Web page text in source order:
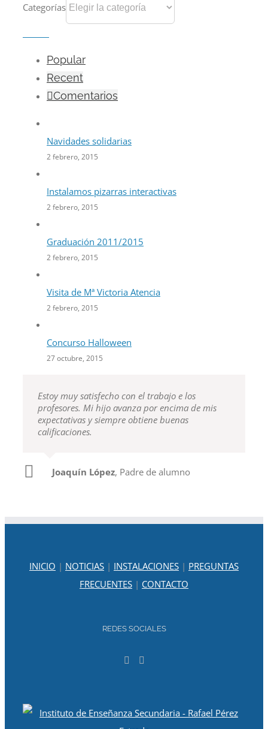
Categorías
Popular
Recent
Comentarios
Navidades solidarias
2 febrero, 2015
Instalamos pizarras interactivas
2 febrero, 2015
Graduación 2011/2015
2 febrero, 2015
Visita de Mª Victoria Atencia
2 febrero, 2015
Concurso Halloween
27 octubre, 2015
Estoy muy satisfecho con el trabajo e los
profesores. Mi hijo avanza por encima de mis
expectativas y siempre obtiene buenas
calificaciones.
Joaquín López, Padre de alumno
INICIO | NOTICIAS | INSTALACIONES | PREGUNTAS
FRECUENTES | CONTACTO
REDES SOCIALES